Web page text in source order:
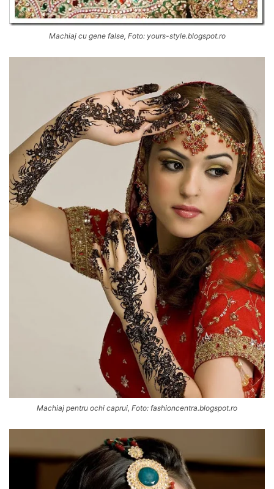
Machiaj cu gene false, Foto: yours-style.blogspot.ro
Machiaj pentru ochi caprui, Foto: fashioncentra.blogspot.ro